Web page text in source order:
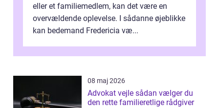
eller et familiemedlem, kan det være en
overvældende oplevelse. I sådanne øjeblikke
kan bedemand Fredericia væ...
08 maj 2026
Advokat vejle sådan vælger du
den rette familieretlige rådgiver